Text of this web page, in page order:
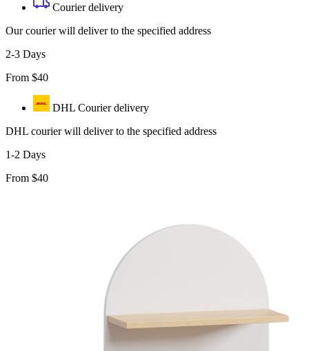
Courier delivery
Our courier will deliver to the specified address
2-3 Days
From $40
DHL Courier delivery
DHL courier will deliver to the specified address
1-2 Days
From $40